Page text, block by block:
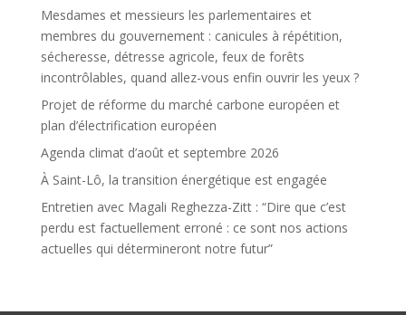
Mesdames et messieurs les parlementaires et
membres du gouvernement : canicules à répétition,
sécheresse, détresse agricole, feux de forêts
incontrôlables, quand allez-vous enfin ouvrir les yeux ?
Projet de réforme du marché carbone européen et
plan d’électrification européen
Agenda climat d’août et septembre 2026
À Saint-Lô, la transition énergétique est engagée
Entretien avec Magali Reghezza-Zitt : “Dire que c’est
perdu est factuellement erroné : ce sont nos actions
actuelles qui détermineront notre futur”